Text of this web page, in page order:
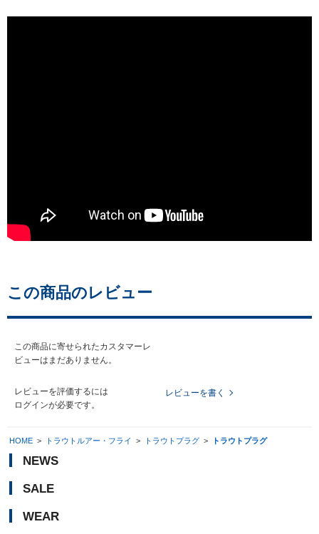
この商品のレビュー
この商品に寄せられたカスタマーレ
ビューはまだありません。
レビューを評価するには
ログインが必要です。
レビューを書く
HOME > トラウトルアー・フライ > トラウトプラグ > トラウトプラグ
NEWS
SALE
WEAR